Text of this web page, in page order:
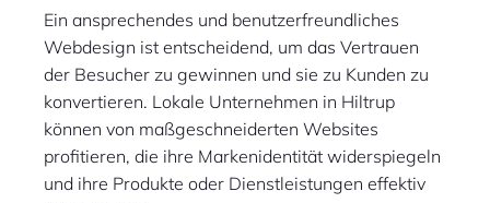
Ein ansprechendes und benutzerfreundliches
Webdesign ist entscheidend, um das Vertrauen
der Besucher zu gewinnen und sie zu Kunden zu
konvertieren. Lokale Unternehmen in Hiltrup
können von maßgeschneiderten Websites
profitieren, die ihre Markenidentität widerspiegeln
und ihre Produkte oder Dienstleistungen effektiv